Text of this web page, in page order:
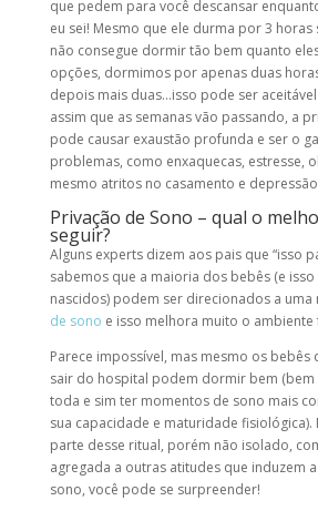
que pedem para você descansar
eu sei! Mesmo que ele durma por 3 horas
não consegue dormir tão bem quanto
opções, dormimos por apenas duas
depois mais duas…isso pode ser
assim que as semanas vão passando, a
pode causar exaustão profunda e ser o
problemas, como enxaquecas, estresse,
mesmo atritos no casamento e
Privação de Sono – qual o
seguir?
Alguns experts dizem aos pais que “isso
sabemos que a maioria dos bebês (e
nascidos) podem ser direcionados a uma
de sono e isso melhora muito o ambiente
Parece impossível, mas mesmo os bebês
sair do hospital podem dormir bem (bem
toda e sim ter momentos de sono mais
sua capacidade e maturidade fisiológica).
parte desse ritual, porém não isolado,
agregada a outras atitudes que induzem
sono, você pode se surpreender!